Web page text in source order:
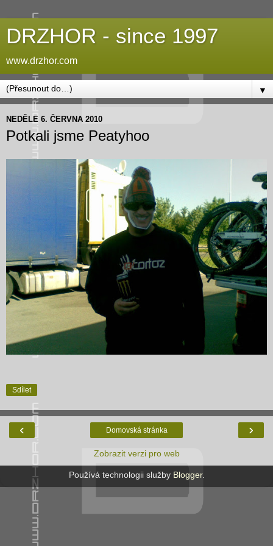
DRZHOR - since 1997
www.drzhor.com
▼
NEDĚLE 6. ČERVNA 2010
Potkali jsme Peatyhoo
Sdílet
‹ ›
Domovská stránka
Zobrazit verzi pro web
Používá technologii služby Blogger.